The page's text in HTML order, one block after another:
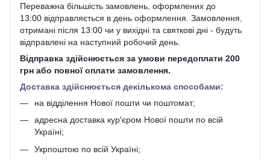
Переважна більшість замовлень, оформлених до
13:00 відправляється в день оформлення. Замовлення,
отримані після 13:00 чи у вихідні та святкові дні - будуть
відправлені на наступний робочий день.
Відправка здійснюється за умови передоплати 200
грн або повної оплати замовлення.
Доставка здійснюється декількома способами:
на відділення Нової пошти чи поштомат;
адресна доставка кур'єром Нової пошти по всій
Україні;
Укрпоштою по всій Україні;